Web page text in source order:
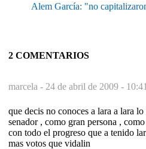
Alem García: "no
2 COMENTARIOS
marcela - 24 de abril de 2009 - 10:41
que decis no conoces a lara a lara
senador , como gran persona ,
con todo el progreso que a tenido
mas votos que vidalin